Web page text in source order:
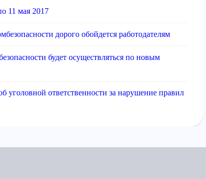
11 мая 2017
дорого обойдется работодателям
будет осуществляться по новым
уголовной ответственности за нарушение правил